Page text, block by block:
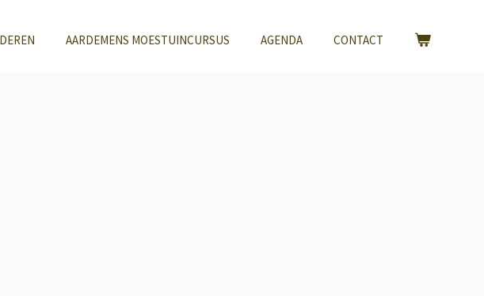
AARDEMENS MOESTUINCURSUS AGENDA CONTACT